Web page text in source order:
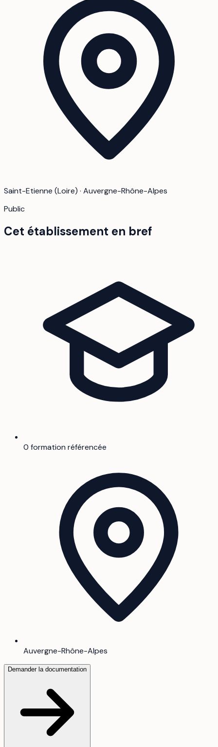
Saint-Etienne (Loire) · Auvergne-Rhône-Alpes
Public
Cet établissement en bref
0 formation référencée
Auvergne-Rhône-Alpes
Demander la documentation